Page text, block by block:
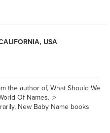
USA
the author of, What Should We
Of Names. ;>
New Baby Name books